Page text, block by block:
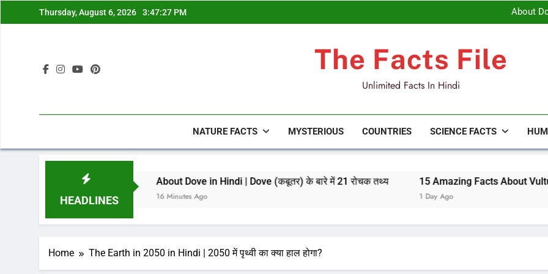
to
Thursday, August 6, 2026 3:47:28 PM
15 Amazing Facts About
Top 10 Deadliest Birds of Prey
15 Amazing Facts About
Top 10 Deadliest Birds of Prey
The Facts File
Unlimited Facts In Hindi
NATURE FACTS MYSTERIOUS COUNTRIES SCIENCE FACTS
HEADLINES
About Dove in Hindi | Dove (कबूतर) के बारे में 21 रोचक तथ्य
16 Minutes Ago
15 Amazing Facts About Vultures in Hindi | गिद्ध
Home The Earth in 2050 in Hindi | 2050 में पृथ्वी का क्या हाल होगा?